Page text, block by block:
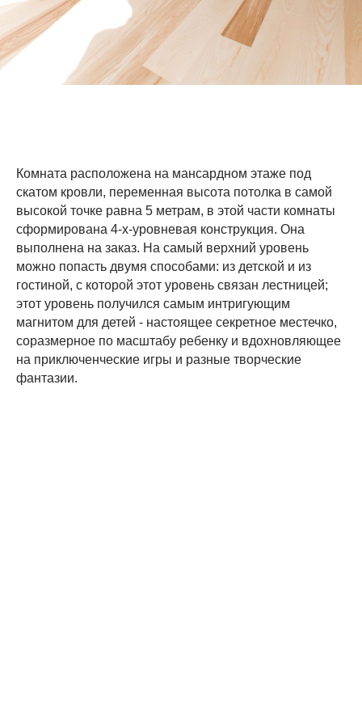
Комната расположена на мансардном этаже под
скатом кровли, переменная высота потолка в самой
высокой точке равна 5 метрам, в этой части комнаты
сформирована 4-х-уровневая конструкция. Она
выполнена на заказ. На самый верхний уровень
можно попасть двумя способами: из детской и из
гостиной, с которой этот уровень связан лестницей;
этот уровень получился самым интригующим
магнитом для детей - настоящее секретное местечко,
соразмерное по масштабу ребенку и вдохновляющее
на приключенческие игры и разные творческие
фантазии.